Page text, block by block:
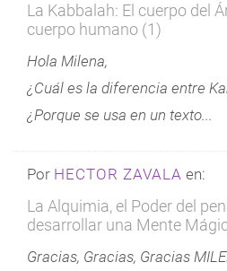
La Kabbalah: El cuerpo del
cuerpo humano (1)
Hola Milena,
¿Cuál es la diferencia entre
¿Porque se usa en un texto...
Por HECTOR ZAVALA en:
La Alquimia, el Poder del
desarrollar una Mente
Gracias, Gracias, Gracias